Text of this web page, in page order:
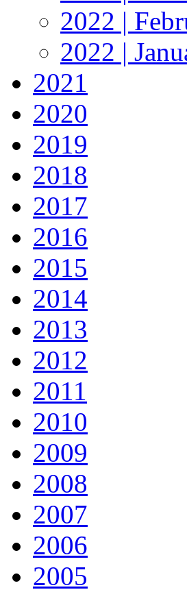
2022 |
2022 |
2021
2020
2019
2018
2017
2016
2015
2014
2013
2012
2011
2010
2009
2008
2007
2006
2005